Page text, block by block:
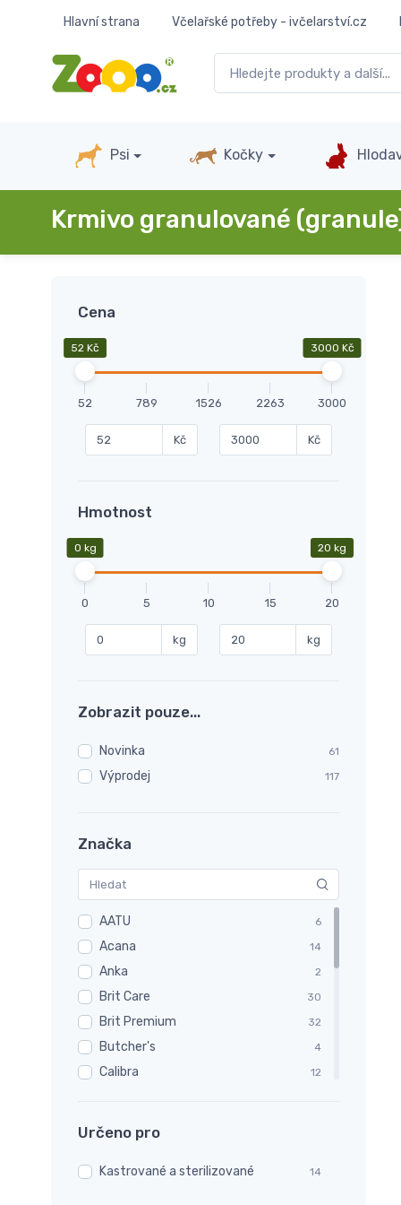
Hlavní strana Včelařské potřeby - ivčelarství.cz
Psi Kočky
Krmivo granulované
Cena
52 Kč 3000 Kč
52 789 1526 2263 3000
Kč Kč
Hmotnost
0 kg 20 kg
0 5 10 15 20
kg kg
Zobrazit pouze...
Novinka 61
Výprodej 117
Značka
AATU 6
Acana 14
Anka 2
Brit Care 30
Brit Premium 32
Butcher's 4
Calibra 12
Essential 1
Určeno pro
Kastrované a sterilizované 14